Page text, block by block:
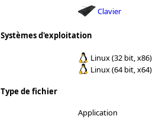
Clavier
Systèmes d'exploitation
Linux (32 bit, x86)
Linux (64 bit, x64)
Type de fichier
Application